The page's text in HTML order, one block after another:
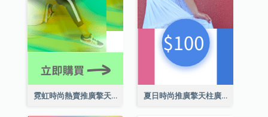
霓虹時尚熱賣推廣擎天柱廣告 夏日時尚推廣擎天柱廣告